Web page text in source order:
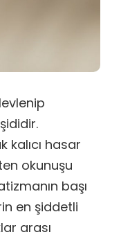
kalıcı hasar
okunuşu
başı
en şiddetli
arası